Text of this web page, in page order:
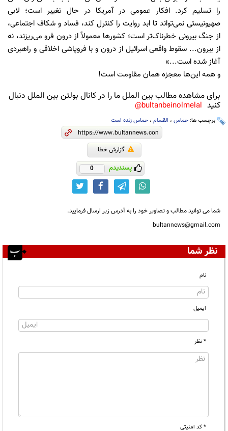
را تسلیم کرد. افکار عمومی در آمریکا در حال تغییر است؛ لابی
صهیونیستی نمی‌تواند تا ابد روایت را کنترل کند، فساد و شکاف اجتماعی،
از جنگ بیرونی خطرناک‌تر است؛ کشورها معمولاً از درون فرو می‌ریزند، نه
از بیرون... سقوط واقعی اسرائیل از درون و با فروپاشی اخلاقی و راهبردی
آغاز شده است...»
و همه‌ این‌ها معجزه همان مقاومت است!
برای مشاهده مطالب بین الملل ما را در کانال بولتن بین الملل دنبال
کنید bultanbeinolmelal@
برچسب ها: حماس ، القسام ، حماس زنده است
گزارش خطا
پسندیدم 0
شما می توانید مطالب و تصاویر خود را به آدرس زیر ارسال فرمایید.
bultannews@gmail.com
نظر شما
نام
ایمیل
* نظر
* کد امنیتی